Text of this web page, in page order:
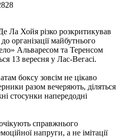
Ла Хойя різко розкритикував
організації майбутнього
Альваресом та Теренсом
13 вересня у Лас-Вегасі.
боксу зовсім не цікаво
разом вечеряють, діляться
стосунки напередодні
справжнього
напруги, а не імітації